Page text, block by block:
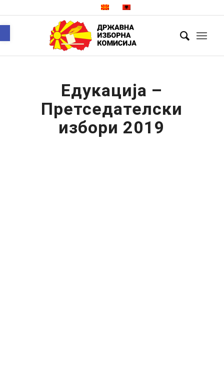
Едукација –
Претседателски
избори 2019
Open toolbar